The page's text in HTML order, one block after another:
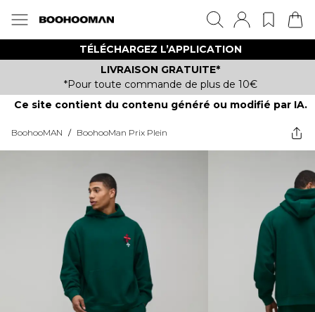
TÉLÉCHARGEZ L’APPLICATION
LIVRAISON GRATUITE*
*Pour toute commande de plus de 10€
Ce site contient du contenu généré ou modifié par IA.
BoohooMAN / BoohooMan Prix Plein